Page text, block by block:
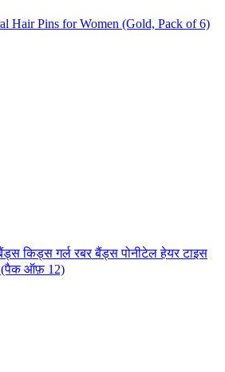
Hair Pins for Women (Gold, Pack of 6)
किड्स गर्ल रबर बैंड्स पोनीटेल हेयर टाइस
(पैक ऑफ़ 12)